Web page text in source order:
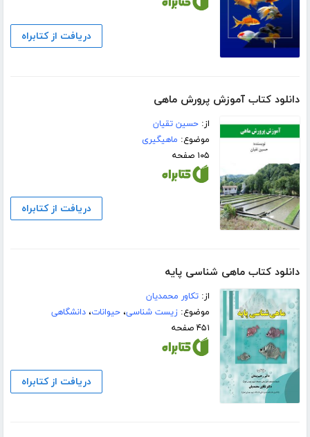
دریافت از کتابراه
دانلود کتاب آموزش پرورش ماهی
از:حسین تقیان
موضوع: ماهیگیری
۱۰۵ صفحه
دریافت از کتابراه
دانلود کتاب ماهی شناسی پایه
از:تکاور محمدیان
موضوع:زیست شناسی،حیوانات،دانشگاهی
۴۵۱ صفحه
دریافت از کتابراه